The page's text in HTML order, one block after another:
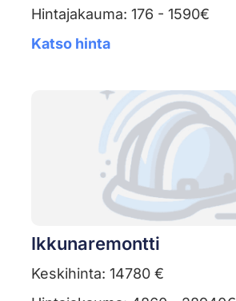
Hintajakauma: 176 - 1590€
Katso hinta
Ikkunaremontti
Keskihinta: 14780 €